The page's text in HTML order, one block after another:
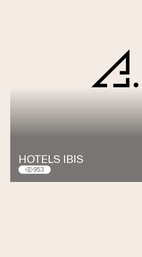
HOTELS IBIS
953